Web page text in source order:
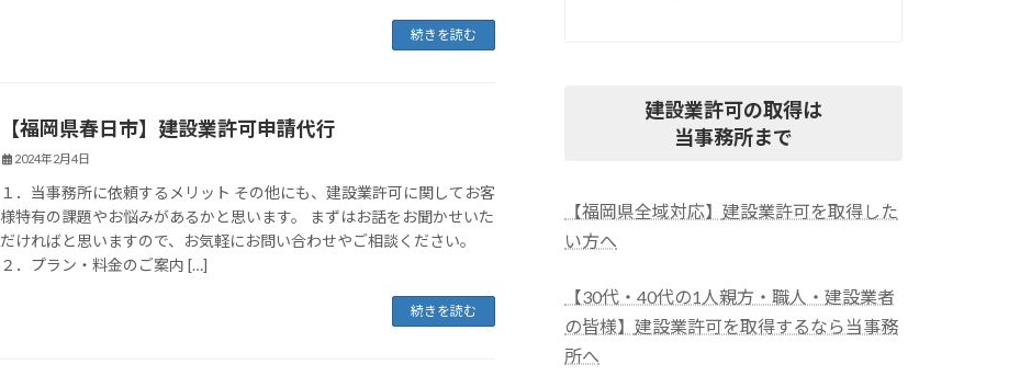
続きを読む
【福岡県春日市】建設業許可申請代行
2024年2月4日
１．当事務所に依頼するメリット その他にも、建設業許可に関してお客
様特有の課題やお悩みがあるかと思います。 まずはお話をお聞かせいた
だければと思いますので、お気軽にお問い合わせやご相談ください。
２．プラン・料金のご案内 […]
続きを読む
建設業許可の取得は
当事務所まで
【福岡県全域対応】建設業許可を取得した
い方へ
【30代・40代の1人親方・職人・建設業者
の皆様】建設業許可を取得するなら当事務
所へ